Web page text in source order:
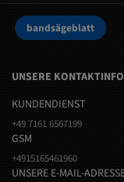
bandsägeblatt
UNSERE
KUNDENDIENST
+49 7161 6567199
GSM
+4915165461960
UNSERE E-MAIL-